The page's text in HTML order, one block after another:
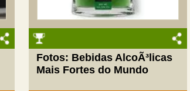
Fotos: Bebidas AlcoÃ³licas
Mais Fortes do Mundo